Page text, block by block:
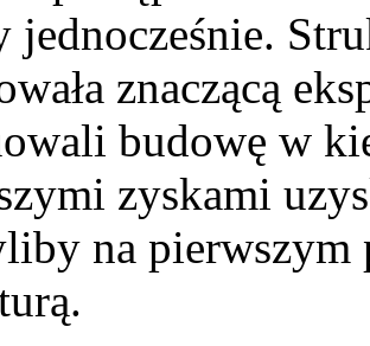
jednocześnie.
znaczącą
budowę w
zyskami
na pierwszym